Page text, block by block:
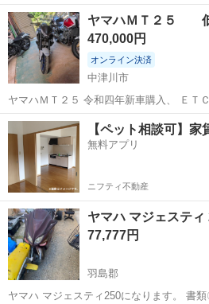
バーが欠品してます 錆びはありますが公
思います よろしくお願いします
岐阜 美濃加茂市 ヤマ
ヤマハＭＴ２５ 低
470,000円
オンライン決済
中津川市
ヤマハＭＴ２５ 令和四年新車購入、 ＥＴＣ ＵＳＢ アクラボビッチマ
フラー フェンダーレス 社外レバー ついています。 まだ約３６００キ
ロなので まだまだこれから乗れる車両です。 親族の車両の代理
なります。 ...
岐阜 中津川市 ヤマハ
【ペット相談可】家
無料アプリ
ニフティ不動産
ヤマハ マジェスティ
77,777円
羽島郡
ヤマハ マジェスティ250になります。 書類